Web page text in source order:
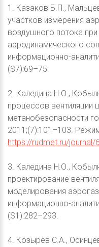
1. Казаков Б.П.,
участков измерения
воздушного потока
аэродинамического
информационно-
(S7):69–75.
2. Каледина Н.О.,
процессов вентиляции
метанобезопасности
2011;(7):101–103.
https://rudmet.ru/
3. Каледина Н.О.,
проектирование
моделирования
информационно-
(S1):282–293.
4. Козырев С.А.,